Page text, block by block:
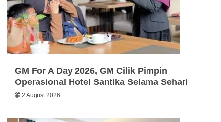
GM For A Day 2026, GM Cilik Pimpin
Operasional Hotel Santika Selama Sehari
2 August 2026